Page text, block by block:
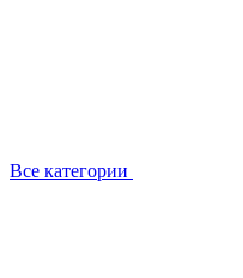
Все категории